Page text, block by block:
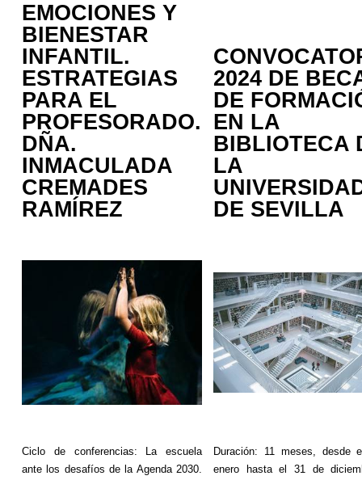
EMOCIONES Y
BIENESTAR
INFANTIL.
ESTRATEGIAS
PARA EL
PROFESORADO.
DÑA.
INMACULADA
CREMADES
RAMÍREZ
2024 DE
DE
EN LA
BIBLIOTECA
LA
DE SEVILLA
Ciclo de conferencias: La escuela
ante los desafíos de la Agenda 2030.
Duración: 11 meses, desde
enero hasta el 31 de